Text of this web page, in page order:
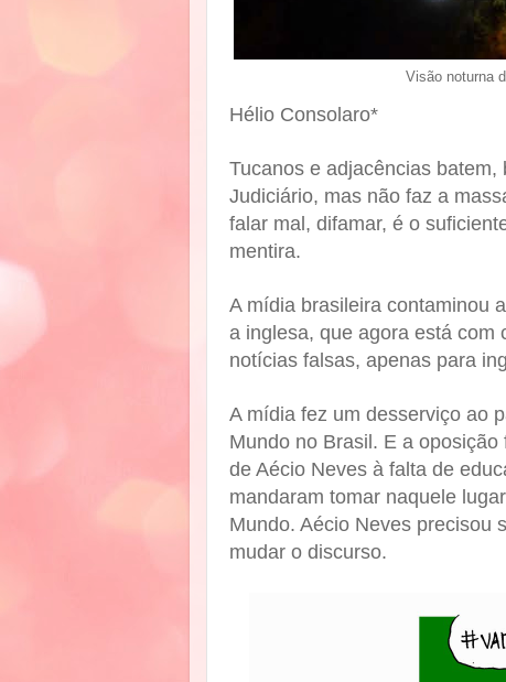
Visão noturna
Hélio Consolaro*
Tucanos e adjacências
Judiciário, mas não faz a
falar mal, difamar, é o
mentira.
A mídia brasileira contaminou
a inglesa, que agora está com
notícias falsas, apenas para
A mídia fez um desserviço ao
Mundo no Brasil. E a
de Aécio Neves à falta de
mandaram tomar naquele
Mundo. Aécio Neves precisou
mudar o discurso.